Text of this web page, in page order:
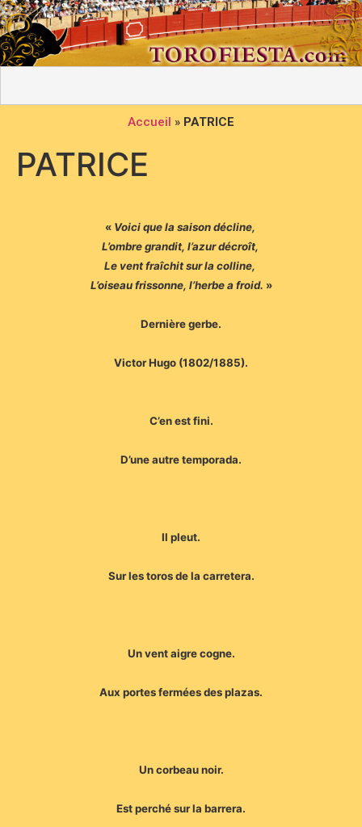
Accueil » PATRICE
PATRICE
«Voici que la saison décline,
L’ombre grandit, l’azur décroît,
Le vent fraîchit sur la colline,
L’oiseau frissonne, l’herbe a froid. »
Dernière gerbe.
Victor Hugo (1802/1885).
C’en est fini.
D’une autre temporada.
Il pleut.
Sur les toros de la carretera.
Un vent aigre cogne.
Aux portes fermées des plazas.
Un corbeau noir.
Est perché sur la barrera.